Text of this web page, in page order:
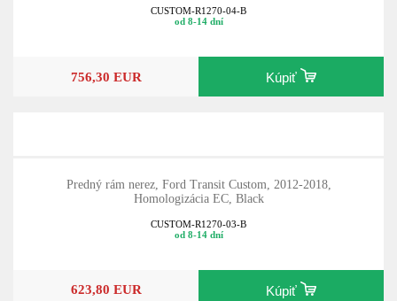
CUSTOM-R1270-04-B
od 8-14 dní
756,30 EUR Kúpiť
Predný rám nerez, Ford Transit Custom, 2012-2018,
Homologizácia EC, Black
CUSTOM-R1270-03-B
od 8-14 dní
623,80 EUR Kúpiť